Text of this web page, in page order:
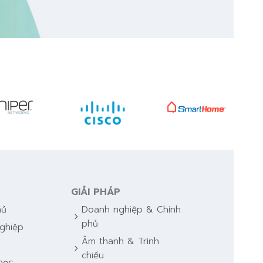
GIẢI PHÁP
chevron_right
Doanh nghiệp & Chính
phủ
chevron_right
Âm thanh & Trình
chiếu